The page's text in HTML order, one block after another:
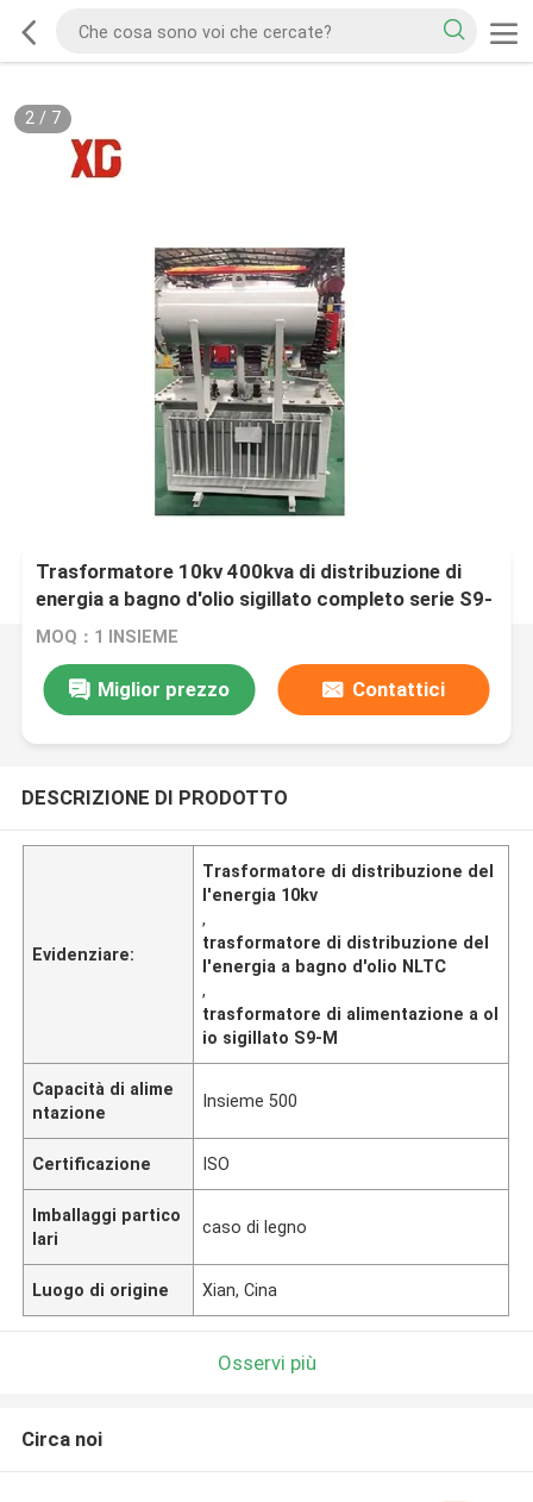
2/ 7
Trasformatore 10kv 400kva di distribuzione di
energia a bagno d'olio sigillato completo serie S9-
M NLTC
MOQ：1 INSIEME
Miglior prezzo Contattici
DESCRIZIONE DI PRODOTTO
Evidenziare:
Trasformatore di distribuzione del
l'energia 10kv
,
trasformatore di distribuzione del
l'energia a bagno d'olio NLTC
,
trasformatore di alimentazione a ol
io sigillato S9-M
Capacità di alime
ntazione
Insieme 500
Certificazione ISO
Imballaggi partico
lari
caso di legno
Luogo di origine Xian, Cina
Osservi più
Circa noi